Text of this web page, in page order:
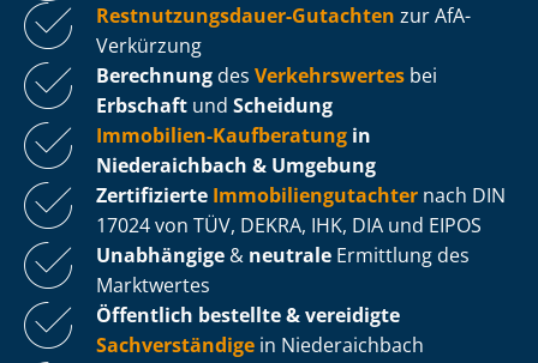
Rest­nut­zungs­dau­er-Gutachten zur AfA-
Verkürzung
Berechnung des Verkehrswertes bei
Erbschaft und Scheidung
Immobilien-Kaufberatung in
Niederaichbach & Umgebung
Zertifizierte Im­mo­bi­li­en­gut­ach­ter nach DIN
17024 von TÜV, DEKRA, IHK, DIA und EIPOS
Unabhängige & neutrale Ermittlung des
Marktwertes
Öffentlich bestellte & vereidigte
Sachverständige in Niederaichbach